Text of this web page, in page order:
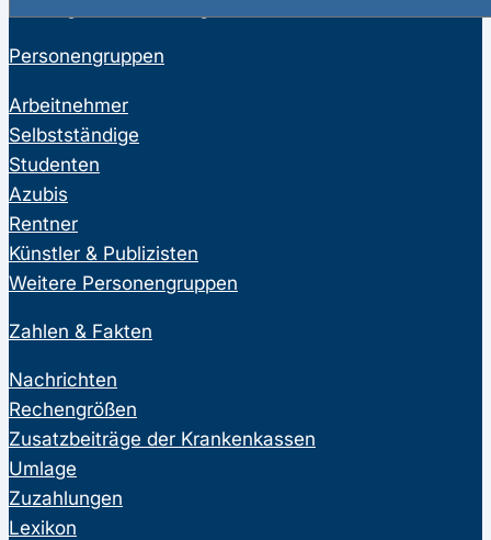
Personengruppen
Arbeitnehmer
Selbstständige
Studenten
Azubis
Rentner
Künstler & Publizisten
Weitere Personengruppen
Zahlen & Fakten
Nachrichten
Rechengrößen
Zusatzbeiträge der Krankenkassen
Umlage
Zuzahlungen
Lexikon